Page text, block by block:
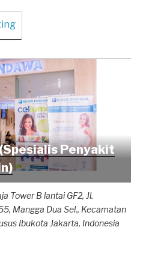
Penyakit
Tower B lantai GF2, Jl.
Mangga Dua Sel., Kecamatan
Ibukota Jakarta, Indonesia